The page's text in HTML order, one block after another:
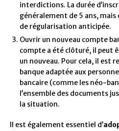
interdictions. La durée
généralement de 5 ans,
de régularisation anticipée.
Ouvrir un nouveau compte
compte a été clôturé, il peut
un nouveau. Pour cela, il est
banque adaptée aux
bancaire (comme les néo-
l’ensemble des documents
la situation.
Il est également essentiel d’